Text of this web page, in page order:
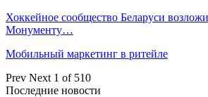
Хоккейное сообщество Беларуси
Монументу…
Мобильный маркетинг в ритейле
Prev Next 1 of 510
Последние новости